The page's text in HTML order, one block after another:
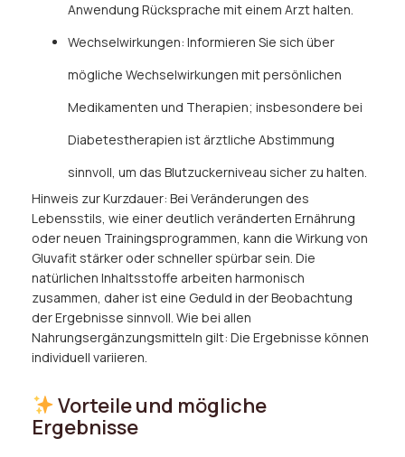
Anwendung Rücksprache mit einem Arzt halten.
Wechselwirkungen: Informieren Sie sich über
mögliche Wechselwirkungen mit persönlichen
Medikamenten und Therapien; insbesondere bei
Diabetestherapien ist ärztliche Abstimmung
sinnvoll, um das Blutzuckerniveau sicher zu halten.
Hinweis zur Kurzdauer: Bei Veränderungen des
Lebensstils, wie einer deutlich veränderten Ernährung
oder neuen Trainingsprogrammen, kann die Wirkung von
Gluvafit stärker oder schneller spürbar sein. Die
natürlichen Inhaltsstoffe arbeiten harmonisch
zusammen, daher ist eine Geduld in der Beobachtung
der Ergebnisse sinnvoll. Wie bei allen
Nahrungsergänzungsmitteln gilt: Die Ergebnisse können
individuell variieren.
Vorteile und mögliche
Ergebnisse